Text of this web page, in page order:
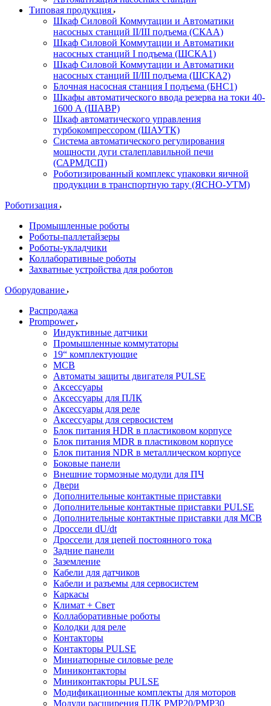
Типовая продукция
Шкаф Силовой Коммутации и Автоматики
насосных станций II/III подъема (СКАА)
Шкаф Силовой Коммутации и Автоматики
насосных станций I подъема (ШСКА1)
Шкаф Силовой Коммутации и Автоматики
насосных станций II/III подъема (ШСКА2)
Блочная насосная станция I подъема (БНС1)
Шкафы автоматического ввода резерва на токи 40-
1600 А (ШАВР)
Шкаф автоматического управления
турбокомпрессором (ШАУТК)
Система автоматического регулирования
мощности дуги сталеплавильной печи
(САРМДСП)
Роботизированный комплекс упаковки яичной
продукции в транспортную тару (ЯСНО-УТМ)
Роботизация
Промышленные роботы
Роботы-паллетайзеры
Роботы-укладчики
Коллаборативные роботы
Захватные устройства для роботов
Оборудование
Распродажа
Prompower
Индуктивные датчики
Промышленные коммутаторы
19“ комплектующие
MCB
Автоматы защиты двигателя PULSE
Аксессуары
Аксессуары для ПЛК
Аксессуары для реле
Аксессуары для сервосистем
Блок питания HDR в пластиковом корпусе
Блок питания MDR в пластиковом корпусе
Блок питания NDR в металлическом корпусе
Боковые панели
Внешние тормозные модули для ПЧ
Двери
Дополнительные контактные приставки
Дополнительные контактные приставки PULSE
Дополнительные контактные приставки для MCB
Дроссели dU/dt
Дроссели для цепей постоянного тока
Задние панели
Заземление
Кабели для датчиков
Кабели и разъемы для сервосистем
Каркасы
Климат + Свет
Коллаборативные роботы
Колодки для реле
Контакторы
Контакторы PULSE
Миниатюрные силовые реле
Миниконтакторы
Миниконтакторы PULSE
Модификационные комплекты для моторов
Модули расширения ПЛК PMP20/PMP30